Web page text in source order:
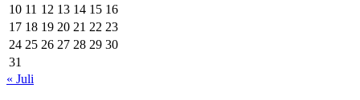
10 11 12 13 14 15 16
17 18 19 20 21 22 23
24 25 26 27 28 29 30
31
« Juli